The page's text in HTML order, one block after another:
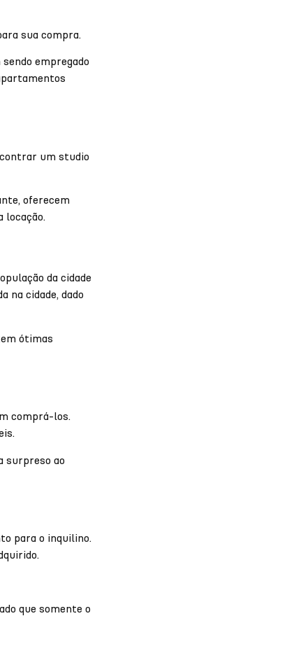
sua compra.
empregado
um studio
oferecem
locação.
da cidade
na cidade, dado
ótimas
comprá-los.
surpreso ao
para o inquilino.
que somente o